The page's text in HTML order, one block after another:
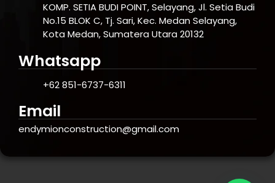
KOMP. SETIA BUDI POINT, Selayang, Jl. Setia Budi
No.15 BLOK C, Tj. Sari, Kec. Medan Selayang,
Kota Medan, Sumatera Utara 20132
Whatsapp
+62 851-6737-6311
Email
endymionconstruction@gmail.com